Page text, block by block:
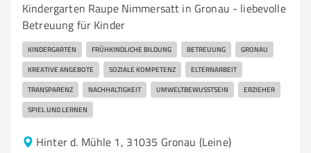
Kindergarten Raupe Nimmersatt in Gronau - liebevolle
Betreuung für Kinder
KINDERGARTEN FRÜHKINDLICHE BILDUNG BETREUUNG GRONAU
KREATIVE ANGEBOTE SOZIALE KOMPETENZ ELTERNARBEIT
TRANSPARENZ NACHHALTIGKEIT UMWELTBEWUSSTSEIN ERZIEHER
SPIEL UND LERNEN
Hinter d. Mühle 1, 31035 Gronau (Leine)